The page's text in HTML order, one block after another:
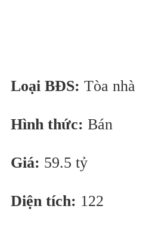
Loại BĐS: Tòa nhà
Hình thức: Bán
Giá: 59.5 tỷ
Diện tích: 122